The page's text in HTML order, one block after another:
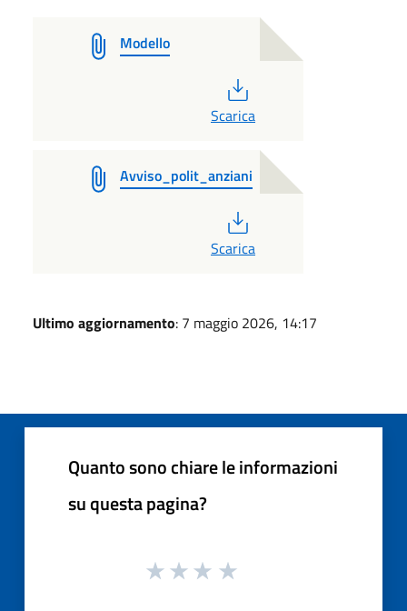
Modello
Scarica
Avviso_polit_anziani
Scarica
Ultimo aggiornamento: 7 maggio 2026, 14:17
Quanto sono chiare le informazioni
su questa pagina?